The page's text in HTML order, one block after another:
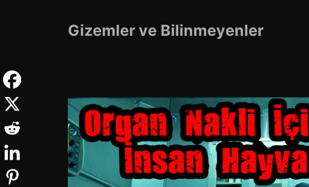
Gizemler ve Bilinmeyenler